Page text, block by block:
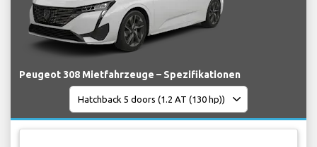
Peugeot 308 Mietfahrzeuge – Spezifikationen